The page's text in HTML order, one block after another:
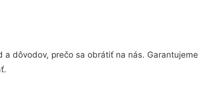
dôvodov, prečo sa obrátiť na nás. Garantujeme